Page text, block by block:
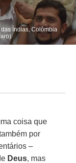
Índias, Colômbia
coisa que
por
–
Deus, mas